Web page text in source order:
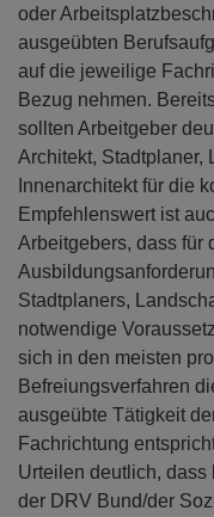
oder
ausgeübten
auf die jeweilige
Bezug nehmen.
sollten Arbeitgeber
Architekt, Stadtplaner,
Innenarchitekt für die
Empfehlenswert ist
Arbeitgebers, dass für
Stadtplaners,
notwendige
sich in den meisten
Befreiungsverfahren
ausgeübte Tätigkeit
Fachrichtung
Urteilen deutlich,
der DRV Bund/der